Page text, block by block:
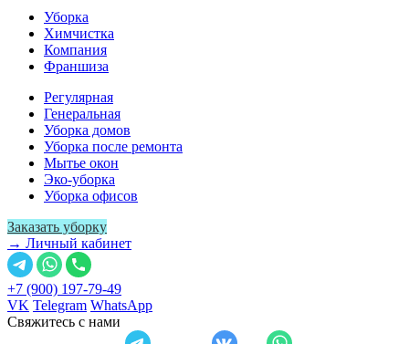
Уборка
Химчистка
Компания
Франшиза
Регулярная
Генеральная
Уборка домов
Уборка после ремонта
Мытье окон
Эко-уборка
Уборка офисов
Заказать уборку
→ Личный кабинет
+7 (900) 197-79-49
VK Telegram WhatsApp
Свяжитесь с нами